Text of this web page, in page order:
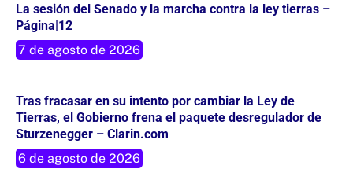
La sesión del Senado y la marcha contra la ley tierras –
Página|12
7 de agosto de 2026
Tras fracasar en su intento por cambiar la Ley de
Tierras, el Gobierno frena el paquete desregulador de
Sturzenegger – Clarin.com
6 de agosto de 2026